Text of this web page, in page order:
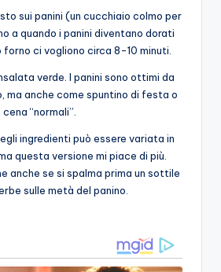
sui panini (un cucchiaio colmo per
a quando i panini diventano dorati
ci vogliono circa 8-10 minuti.
verde. I panini sono ottimi da
ma anche come spuntino di festa o
“normali”.
ingredienti può essere variata in
questa versione mi piace di più.
anche se si spalma prima un sottile
sulle metà del panino.